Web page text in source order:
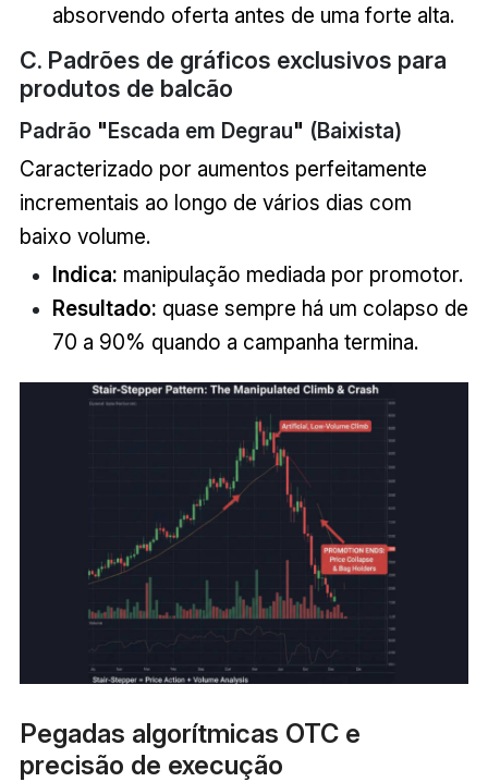
absorvendo oferta antes de uma forte alta.
C. Padrões de gráficos exclusivos para
produtos de balcão
Padrão "Escada em Degrau" (Baixista)
Caracterizado por aumentos perfeitamente
incrementais ao longo de vários dias com
baixo volume.
Indica: manipulação mediada por promotor.
Resultado: quase sempre há um colapso de
70 a 90% quando a campanha termina.
Pegadas algorítmicas OTC e
precisão de execução